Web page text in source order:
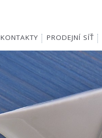
KONTAKTY PRODEJNÍ SÍŤ